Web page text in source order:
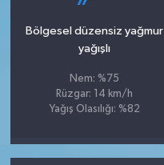
Bölgesel düzensiz yağmur
yağışlı
Nem: %75
Rüzgar: 14 km/h
Yağış Olasılığı: %82